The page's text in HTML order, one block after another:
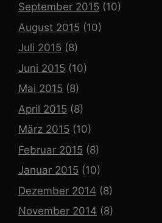
September 2015 (10)
August 2015 (10)
Juli 2015 (8)
Juni 2015 (10)
Mai 2015 (8)
April 2015 (8)
März 2015 (10)
Februar 2015 (8)
Januar 2015 (10)
Dezember 2014 (8)
November 2014 (8)